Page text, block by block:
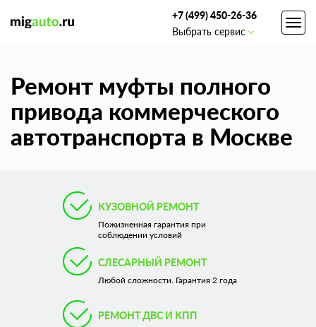
+7 (499) 450-26-36
Выбрать сервис
Ремонт муфты полного
привода коммерческого
автотранспорта в Москве
КУЗОВНОЙ РЕМОНТ
Пожизненная гарантия при
соблюдении условий
СЛЕСАРНЫЙ РЕМОНТ
Любой сложности. Гарантия 2 года
РЕМОНТ ДВС И КПП